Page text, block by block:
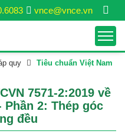
vnce@vnce.vn
quy Tiêu chuẩn Việt Nam
7571-2:2019 về
2: Thép góc
đều